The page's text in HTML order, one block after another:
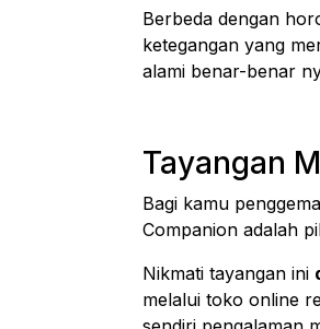
Berbeda dengan
ketegangan yang
alami benar-benar
Tayangan
Bagi kamu
Companion adalah
Nikmati tayangan ini
melalui toko online